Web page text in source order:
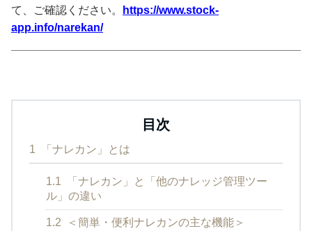
て、ご確認ください。
https://www.stock-
app.info/narekan/
目次
1 「ナレカン」とは
1.1
「ナレカン」と「他のナレッジ管理ツー
ル」の違い
1.2 ＜簡単・便利ナレカンの主な機能＞